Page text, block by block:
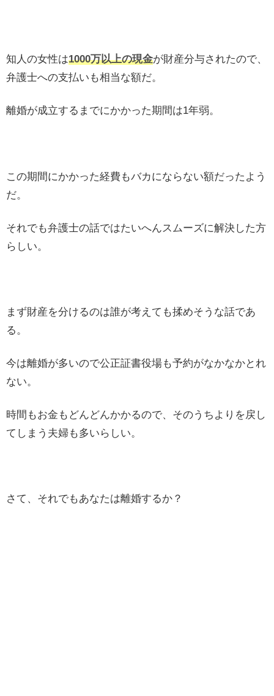
知人の女性は1000万以上の現金が財産分与されたので、
弁護士への支払いも相当な額だ。
離婚が成立するまでにかかった期間は1年弱。
この期間にかかった経費もバカにならない額だったよう
だ。
それでも弁護士の話ではたいへんスムーズに解決した方
らしい。
まず財産を分けるのは誰が考えても揉めそうな話であ
る。
今は離婚が多いので公正証書役場も予約がなかなかとれ
ない。
時間もお金もどんどんかかるので、そのうちよりを戻し
てしまう夫婦も多いらしい。
さて、それでもあなたは離婚するか？